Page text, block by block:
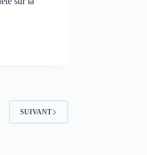
SUIVANT